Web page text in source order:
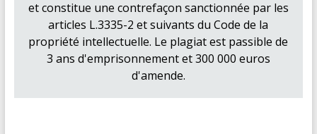
et constitue une contrefaçon sanctionnée par les
articles L.3335-2 et suivants du Code de la
propriété intellectuelle. Le plagiat est passible de
3 ans d'emprisonnement et 300 000 euros
d'amende.